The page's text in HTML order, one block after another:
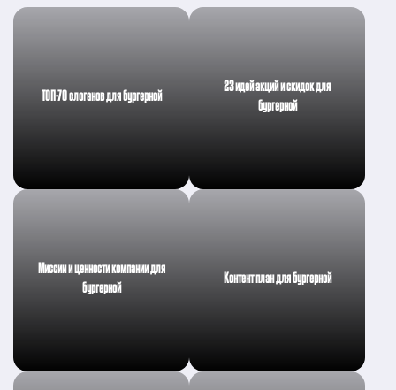
ТОП-70 слоганов для бургерной
23 идей акций и скидок для
бургерной
Миссии и ценности компании для
бургерной
Контент план для бургерной